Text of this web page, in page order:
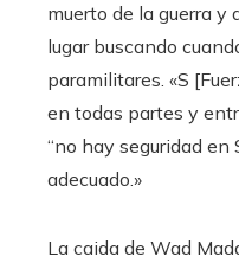
muerto de la guerra y
lugar buscando
paramilitares. «S
en todas partes y
“no hay seguridad en
adecuado.»
La caida de Wad